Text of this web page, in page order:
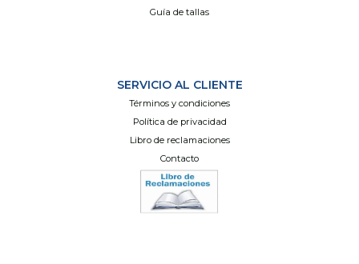
Guía de tallas
SERVICIO AL CLIENTE
Términos y condiciones
Política de privacidad
Libro de reclamaciones
Contacto